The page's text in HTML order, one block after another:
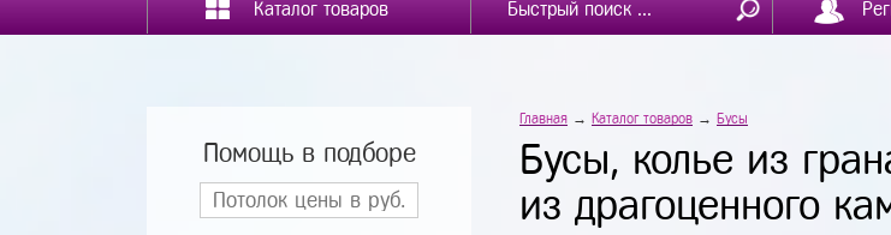
Каталог товаров
Помощь в подборе
Главная → Каталог товаров → Бусы
Бусы, колье из
из драгоценного